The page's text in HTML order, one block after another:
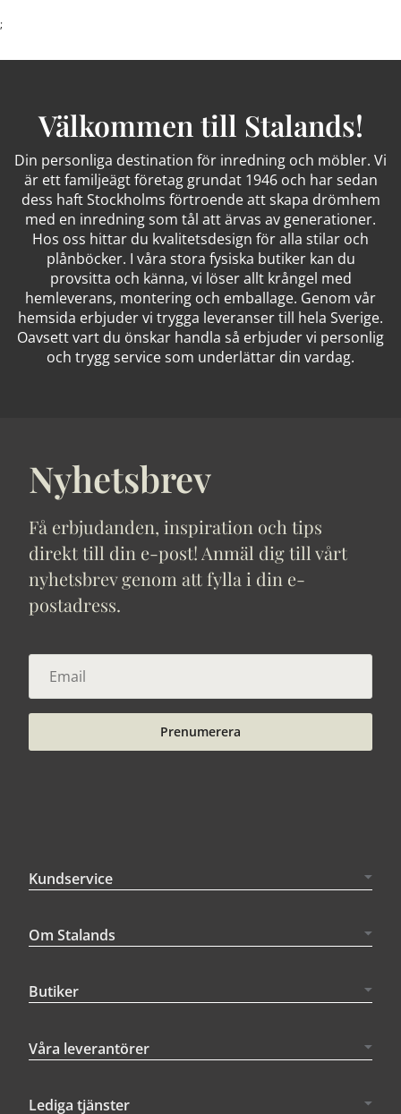
;
Välkommen till Stalands!
Din personliga destination för inredning och möbler. Vi
är ett familjeägt företag grundat 1946 och har sedan
dess haft Stockholms förtroende att skapa drömhem
med en inredning som tål att ärvas av generationer.
Hos oss hittar du kvalitetsdesign för alla stilar och
plånböcker. I våra stora fysiska butiker kan du
provsitta och känna, vi löser allt krångel med
hemleverans, montering och emballage. Genom vår
hemsida erbjuder vi trygga leveranser till hela Sverige.
Oavsett vart du önskar handla så erbjuder vi personlig
och trygg service som underlättar din vardag.
Nyhetsbrev
Få erbjudanden, inspiration och tips
direkt till din e-post! Anmäl dig till vårt
nyhetsbrev genom att fylla i din e-
postadress.
Prenumerera
Kundservice
Om Stalands
Butiker
Våra leverantörer
Lediga tjänster